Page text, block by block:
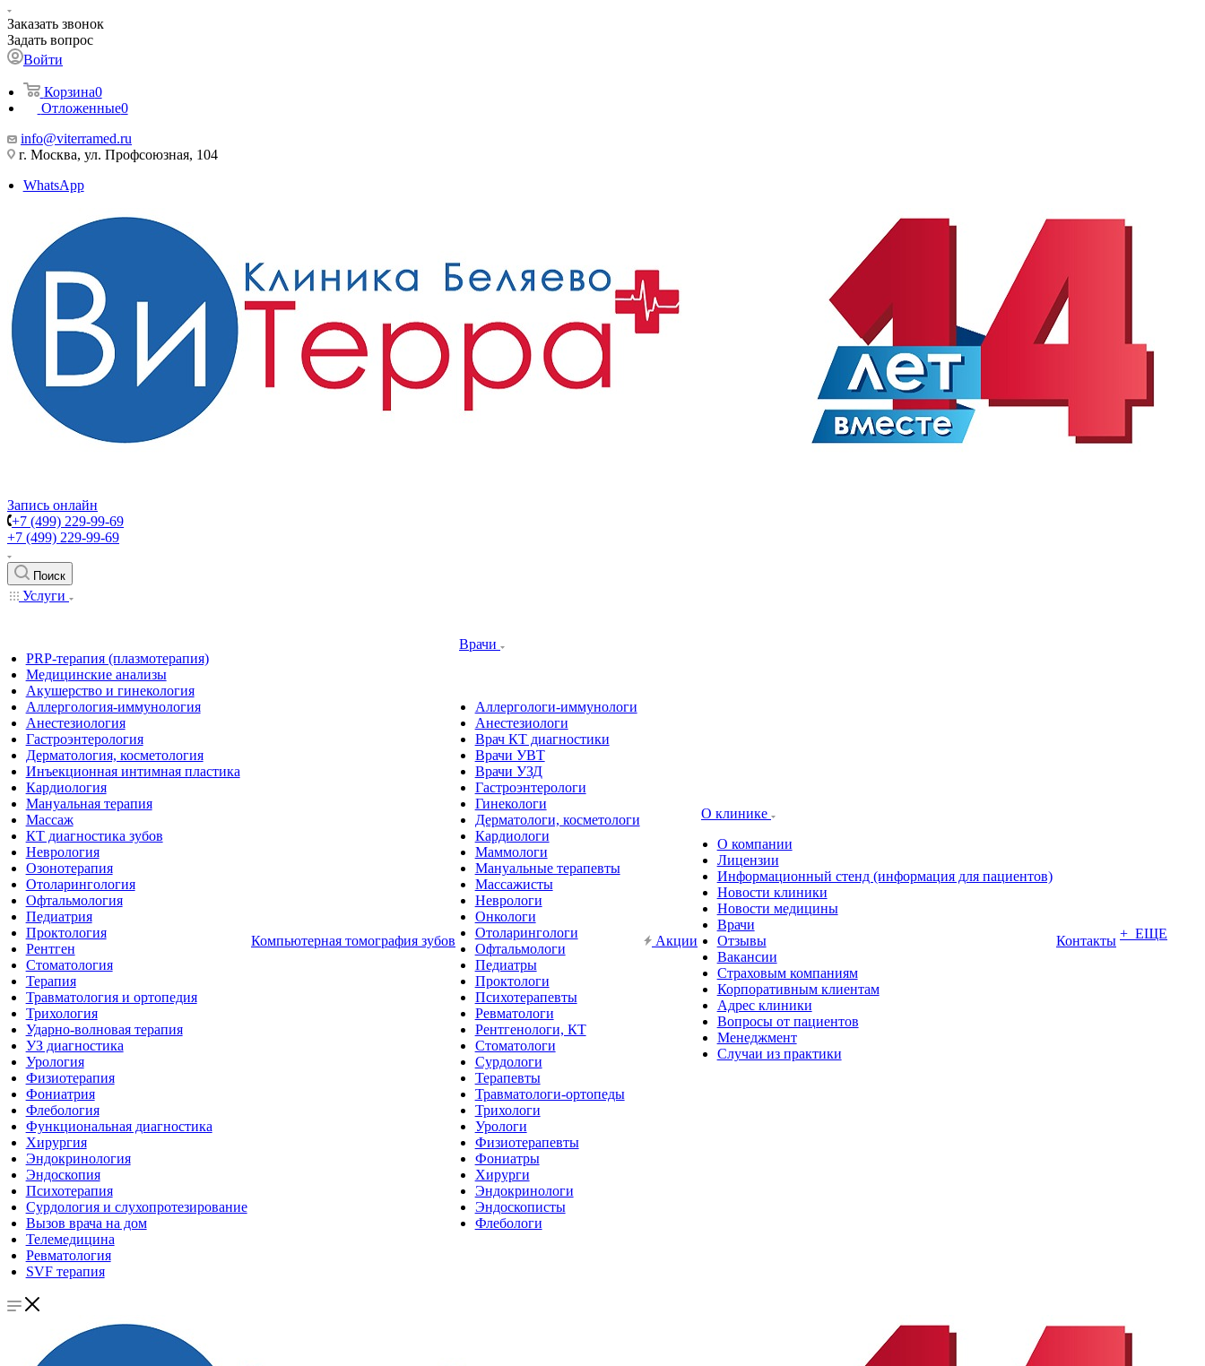
Заказать звонок
Задать вопрос
Войти
Корзина0
Отложенные0
info@viterramed.ru
г. Москва, ул. Профсоюзная, 104
WhatsApp
Запись онлайн
+7 (499) 229-99-69
+7 (499) 229-99-69
Поиск
Услуги
PRP-терапия (плазмотерапия)
Медицинские анализы
Акушерство и гинекология
Аллергология-иммунология
Анестезиология
Гастроэнтерология
Дерматология, косметология
Инъекционная интимная пластика
Кардиология
Мануальная терапия
Массаж
КТ диагностика зубов
Неврология
Озонотерапия
Отоларингология
Офтальмология
Педиатрия
Проктология
Рентген
Стоматология
Терапия
Травматология и ортопедия
Трихология
Ударно-волновая терапия
УЗ диагностика
Урология
Физиотерапия
Фониатрия
Флебология
Функциональная диагностика
Хирургия
Эндокринология
Эндоскопия
Психотерапия
Сурдология и слухопротезирование
Вызов врача на дом
Телемедицина
Ревматология
SVF терапия
Компьютерная томография зубов
Врачи
Аллергологи-иммунологи
Анестезиологи
Врач КТ диагностики
Врачи УВТ
Врачи УЗД
Гастроэнтерологи
Гинекологи
Дерматологи, косметологи
Кардиологи
Маммологи
Мануальные терапевты
Массажисты
Неврологи
Онкологи
Отоларингологи
Офтальмологи
Педиатры
Проктологи
Психотерапевты
Ревматологи
Рентгенологи, КТ
Стоматологи
Сурдологи
Терапевты
Травматологи-ортопеды
Трихологи
Урологи
Физиотерапевты
Фониатры
Хирурги
Эндокринологи
Эндоскописты
Флебологи
Акции
О клинике
О компании
Лицензии
Информационный стенд (информация для пациентов)
Новости клиники
Новости медицины
Врачи
Отзывы
Вакансии
Страховым компаниям
Корпоративным клиентам
Адрес клиники
Вопросы от пациентов
Менеджмент
Случаи из практики
Контакты + ЕЩЕ